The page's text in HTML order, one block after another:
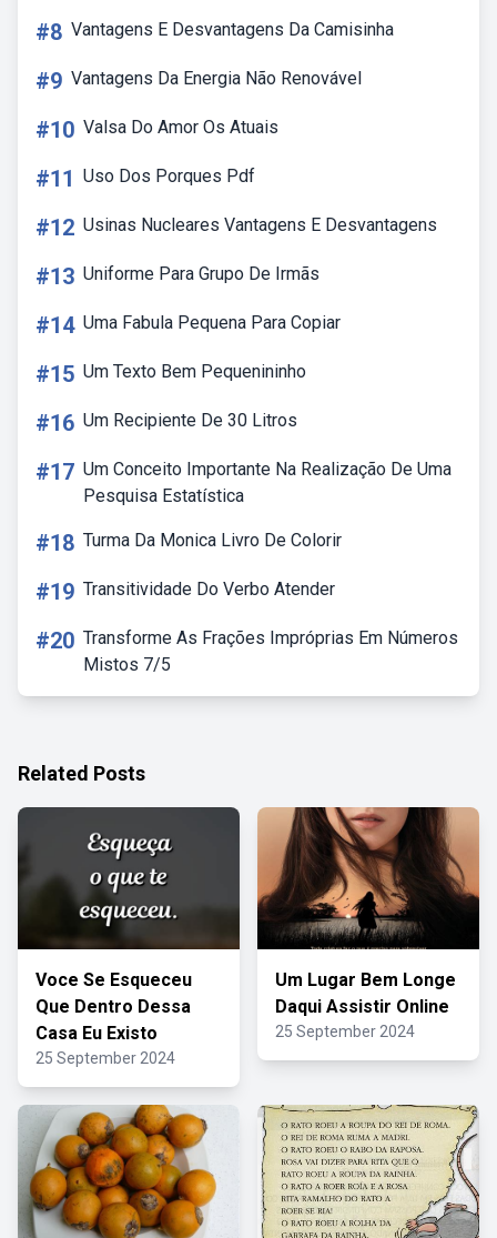
#8 Vantagens E Desvantagens Da Camisinha
#9 Vantagens Da Energia Não Renovável
#10 Valsa Do Amor Os Atuais
#11 Uso Dos Porques Pdf
#12 Usinas Nucleares Vantagens E Desvantagens
#13 Uniforme Para Grupo De Irmãs
#14 Uma Fabula Pequena Para Copiar
#15 Um Texto Bem Pequenininho
#16 Um Recipiente De 30 Litros
#17 Um Conceito Importante Na Realização De Uma
Pesquisa Estatística
#18 Turma Da Monica Livro De Colorir
#19 Transitividade Do Verbo Atender
#20 Transforme As Frações Impróprias Em Números
Mistos 7/5
Related Posts
Voce Se Esqueceu
Que Dentro Dessa
Casa Eu Existo
25 September 2024
Um Lugar Bem Longe
Daqui Assistir Online
25 September 2024